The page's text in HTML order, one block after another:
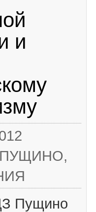
и
ПУЩИНО,
Пущино